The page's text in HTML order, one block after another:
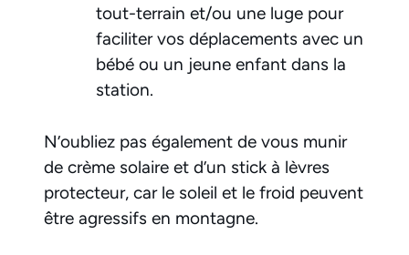
tout-terrain et/ou une luge pour
faciliter vos déplacements avec un
bébé ou un jeune enfant dans la
station.
N’oubliez pas également de vous munir
de crème solaire et d’un stick à lèvres
protecteur, car le soleil et le froid peuvent
être agressifs en montagne.